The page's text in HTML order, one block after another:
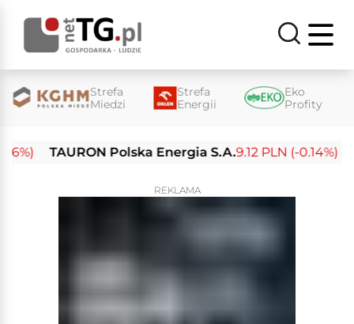
Strefa
Miedzi
Strefa
Energii
Eko
Profity
TAURON Polska Energia S.A.9.12 PLN (-0.14%)
REKLAMA